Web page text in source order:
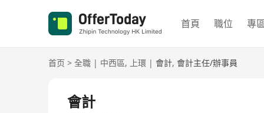
首頁 職位 專
首页 > 全職 | 中西區, 上環 | 會計, 會計主任/辦事員
會計